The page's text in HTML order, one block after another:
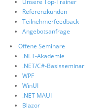
Unsere Top-Trainer
Referenzkunden
Teilnehmerfeedback
Angebotsanfrage
Offene Seminare
.NET-Akademie
.NET/C#-Basisseminar
WPF
WinUI
.NET MAUI
Blazor